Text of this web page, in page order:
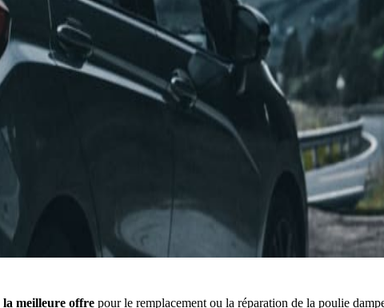
la meilleure offre pour le remplacement ou la réparation de la poulie